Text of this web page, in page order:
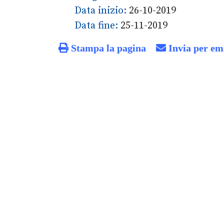
Data inizio: 26-10-2019
Data fine: 25-11-2019
Stampa la pagina Invia per